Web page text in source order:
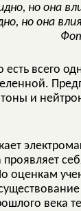
но она
есть всего
и
оценкам
века